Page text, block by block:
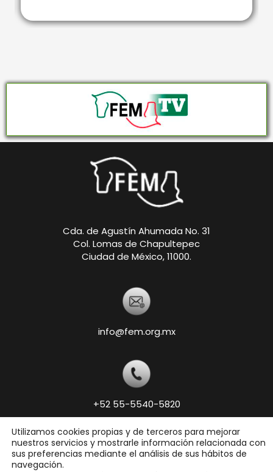
Cda. de Agustín Ahumada No. 31
Col. Lomas de Chapultepec
Ciudad de México, 11000.
info@fem.org.mx
+52 55-5540-5820
Copyright © 2026 Federación Ecuestre Mexicana,
Utilizamos cookies propias y de terceros para mejorar
nuestros servicios y mostrarle información relacionada con
sus preferencias mediante el análisis de sus hábitos de
navegación.